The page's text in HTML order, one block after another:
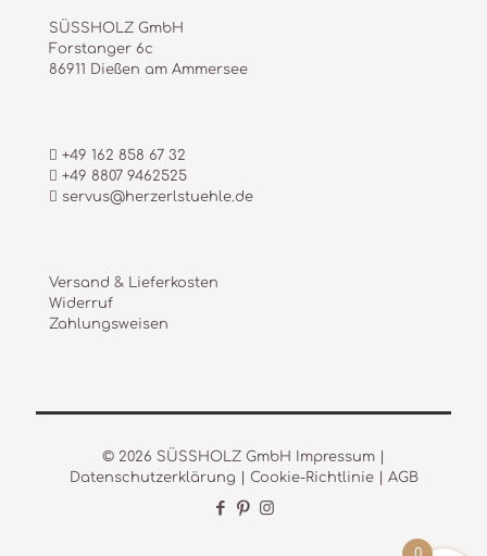
SÜSSHOLZ GmbH
Forstanger 6c
86911 Dießen am Ammersee
+49 162 858 67 32
+49 8807 9462525
servus@herzerlstuehle.de
Versand & Lieferkosten
Widerruf
Zahlungsweisen
© 2026 SÜSSHOLZ GmbH Impressum
Datenschutzerklärung
Cookie-Richtlinie| AGB